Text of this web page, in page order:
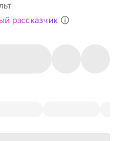
рассказчик